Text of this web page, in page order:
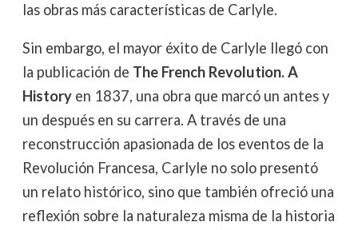
las obras más características de Carlyle.
Sin embargo, el mayor éxito de Carlyle llegó con
la publicación de The French Revolution. A
Historyen 1837, una obra que marcó un antes y
un después en su carrera. A través de una
reconstrucción apasionada de los eventos de la
Revolución Francesa, Carlyle no solo presentó
un relato histórico, sino que también ofreció una
reflexión sobre la naturaleza misma de la historia